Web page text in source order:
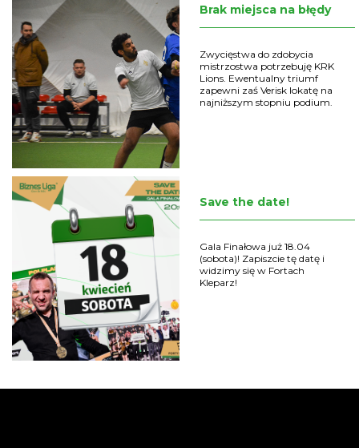
Brak miejsca na błędy
Zwycięstwa do zdobycia
mistrzostwa potrzebuję KRK
Lions. Ewentualny triumf
zapewni zaś Verisk lokatę na
najniższym stopniu podium.
Save the date!
Gala Finałowa już 18.04
(sobota)! Zapiszcie tę datę i
widzimy się w Fortach
Kleparz!